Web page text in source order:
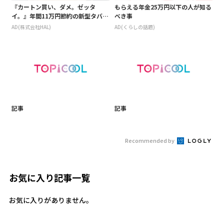
『カートン買い、ダメ。ゼッタ
イ。』年間11万円節約の新型タバコ
が爆売れ
AD(株式会社HAL)
もらえる年金25万円以下の人が知る
べき事
AD(くらしの話題)
記事 記事
Recommended by
お気に入り記事一覧
お気に入りがありません。